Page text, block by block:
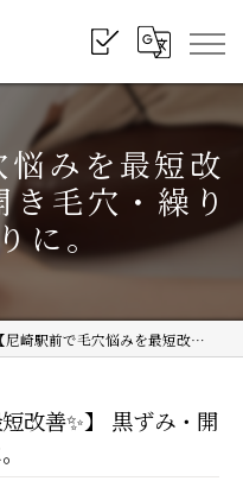
悩みを最短改
毛穴・繰り
に。
【尼崎駅前で毛穴悩みを最短改善✨】 黒ずみ・開き毛穴・繰り返す詰まりに。
改善✨】 黒ずみ・開